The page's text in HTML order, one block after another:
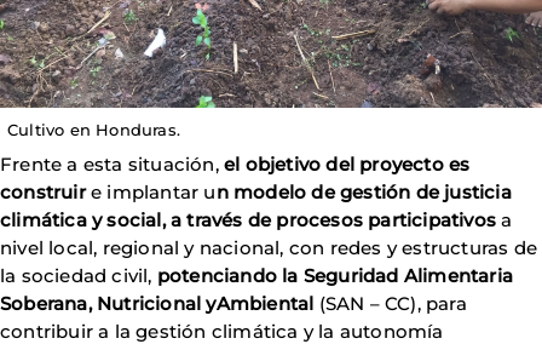
Cultivo en Honduras.
Frente a esta situación,el objetivo del proyecto es
construire implantar un modelo de gestión de justicia
climática y social, a través de procesos participativosa
nivel local, regional y nacional, con redes y estructuras de
la sociedad civil, potenciando la Seguridad Alimentaria
Soberana, Nutricional yAmbiental (SAN – CC), para
contribuir a la gestión climática y la autonomía